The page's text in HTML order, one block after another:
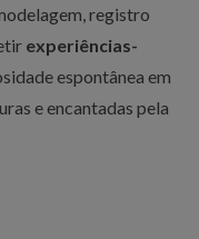
registro
experiências-
espontânea em
e encantadas pela